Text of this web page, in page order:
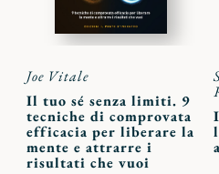
Joe Vitale
Il tuo sé senza limiti. 9
tecniche di comprovata
efficacia per liberare la
mente e attrarre i
risultati che vuoi